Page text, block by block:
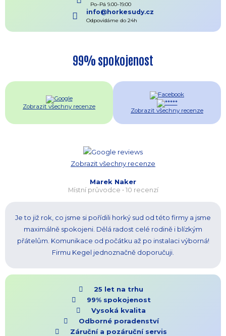
Po–Pá 9.00–19:00
info@horkesudy.cz
Odpovídáme do 24h
99% spokojenost
Zobrazit všechny recenze
Zobrazit všechny recenze
Zobrazit všechny recenze
Marek Naker
Místní průvodce • 10 recenzí
Je to již rok, co jsme si pořídili horký sud od této firmy a jsme
maximálně spokojeni. Dělá radost celé rodině i blízkým
přátelům. Komunikace od počátku až po instalaci výborná!
Firmu Kegel jednoznačně doporučuji.
25 let na trhu
99% spokojenost
Vysoká kvalita
Odborné poradenství
Záruční a pozáruční servis